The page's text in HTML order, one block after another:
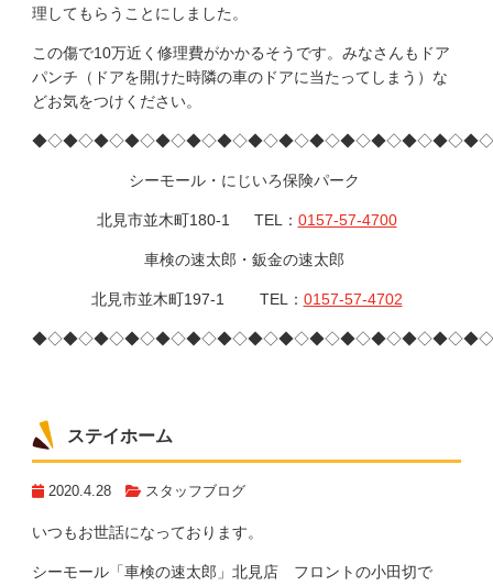
理してもらうことにしました。
この傷で10万近く修理費がかかるそうです。みなさんもドア
パンチ（ドアを開けた時隣の車のドアに当たってしまう）な
どお気をつけください。
シーモール・にじいろ保険パーク
北見市並木町180-1 TEL： 0157-57-4700
車検の速太郎・鈑金の速太郎
北見市並木町197-1 TEL： 0157-57-4702
ステイホーム
2020.4.28 スタッフブログ
いつもお世話になっております。
シーモール「車検の速太郎」北見店 フロントの小田切で